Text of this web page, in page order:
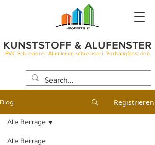
KUNSTSTOFF & ALUFENSTER
PVC-Schreinerei -Aluminium schreinerei -Vorhangfassaden
Blog Registrieren
Alle Beiträge
Alle Beiträge